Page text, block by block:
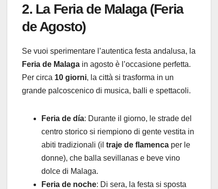
2. La Feria de Malaga (Feria
de Agosto)
Se vuoi sperimentare l’autentica festa andalusa, la
Feria de Malaga in agosto è l’occasione perfetta.
Per circa 10 giorni, la città si trasforma in un
grande palcoscenico di musica, balli e spettacoli.
Feria de día: Durante il giorno, le strade del
centro storico si riempiono di gente vestita in
abiti tradizionali (il traje de flamenca per le
donne), che balla sevillanas e beve vino
dolce di Malaga.
Feria de noche: Di sera, la festa si sposta